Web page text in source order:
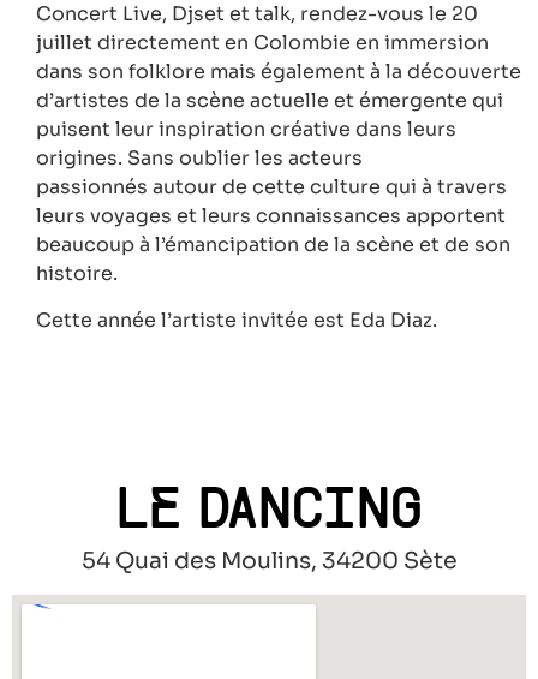
Concert Live, Djset et talk, rendez-vous le 20
juillet directement en Colombie en immersion
dans son folklore mais également à la découverte
d’artistes de la scène actuelle et émergente qui
puisent leur inspiration créative dans leurs
origines. Sans oublier les acteurs
passionnés autour de cette culture qui à travers
leurs voyages et leurs connaissances apportent
beaucoup à l’émancipation de la scène et de son
histoire.
Cette année l’artiste invitée est Eda Diaz.
LE DANCING
54 Quai des Moulins, 34200 Sète